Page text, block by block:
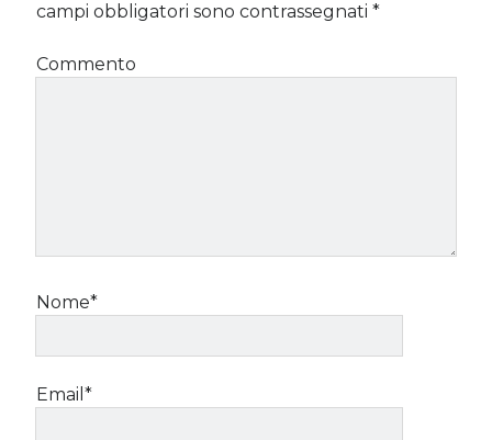
campi obbligatori sono contrassegnati*
Commento
Nome*
Email*